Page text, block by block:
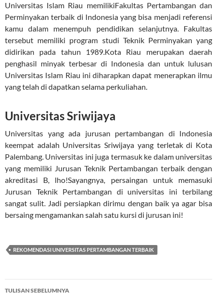
Universitas Islam Riau memilikiFakultas Pertambangan dan
Perminyakan terbaik di Indonesia yang bisa menjadi referensi
kamu dalam menempuh pendidikan selanjutnya. Fakultas
tersebut memiliki program studi Teknik Perminyakan yang
didirikan pada tahun 1989.Kota Riau merupakan daerah
penghasil minyak terbesar di Indonesia dan untuk lulusan
Universitas Islam Riau ini diharapkan dapat menerapkan ilmu
yang telah di dapatkan selama perkuliahan.
Universitas Sriwijaya
Universitas yang ada jurusan pertambangan di Indonesia
keempat adalah Universitas Sriwijaya yang terletak di Kota
Palembang. Universitas ini juga termasuk ke dalam universitas
yang memiliki Jurusan Teknik Pertambangan terbaik dengan
akreditasi B, lho!Sayangnya, persaingan untuk memasuki
Jurusan Teknik Pertambangan di universitas ini terbilang
sangat sulit. Jadi persiapkan dirimu dengan baik ya agar bisa
bersaing mengamankan salah satu kursi di jurusan ini!
REKOMENDASI UNIVERSITAS PERTAMBANGAN TERBAIK
Navigasi
TULISAN SEBELUMNYA